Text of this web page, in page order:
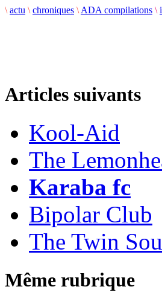
\ actu \ chroniques \ ADA compilations \
Articles suivants
Kool-Aid
The
Karaba fc
Bipolar Club
The Twin
Même rubrique